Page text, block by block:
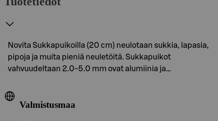
Novita Sukkapuikoilla (20 cm) neulotaan sukkia, lapasia,
pipoja ja muita pieniä neuletöitä. Sukkapuikot
vahvuudeltaan 2.0-5.0 mm ovat alumiinia ja…
Valmistusmaa